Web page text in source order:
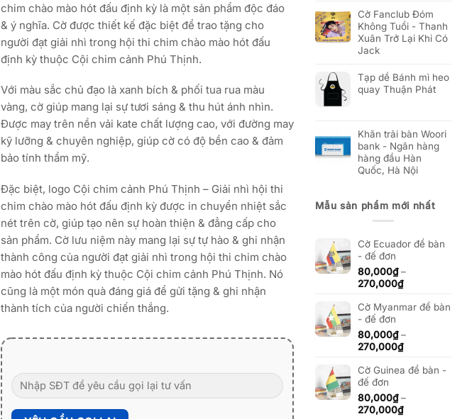
chim chào mào hót đấu định kỳ là một sản phẩm độc đáo
& ý nghĩa. Cờ được thiết kế đặc biệt để trao tặng cho
người đạt giải nhì trong hội thi chim chào mào hót đấu
định kỳ thuộc Cội chim cảnh Phú Thịnh.
Với màu sắc chủ đạo là xanh bích & phối tua rua màu
vàng, cờ giúp mang lại sự tươi sáng & thu hút ánh nhìn.
Được may trên nền vải kate chất lượng cao, với đường may
kỹ lưỡng & chuyên nghiệp, giúp cờ có độ bền cao & đảm
bảo tính thẩm mỹ.
Đặc biệt, logo Cội chim cảnh Phú Thịnh – Giải nhì hội thi
chim chào mào hót đấu định kỳ được in chuyển nhiệt sắc
nét trên cờ, giúp tạo nên sự hoàn thiện & đẳng cấp cho
sản phẩm. Cờ lưu niệm này mang lại sự tự hào & ghi nhận
thành công của người đạt giải nhì trong hội thi chim chào
mào hót đấu định kỳ thuộc Cội chim cảnh Phú Thịnh. Nó
cũng là một món quà đáng giá để gửi tặng & ghi nhận
thành tích của người chiến thắng.
Cờ Fanclub Đóm
Không Tuổi - Thanh
Xuân Trở Lại Khi Có
Jack
Tạp dề Bánh mì heo
quay Thuận Phát
Khăn trải bàn Woori
bank - Ngân hàng
hàng đầu Hàn
Quốc, Hà Nội
Mẫu sản phẩm mới nhất
Cờ Ecuador để bàn
- đế đơn
80,000₫ –
270,000₫Khoảng
từ
270,000₫
Cờ Myanmar để bàn
- đế đơn
80,000₫ –
270,000₫Khoảng
từ
270,000₫
Cờ Guinea để bàn -
đế đơn
80,000₫ –
270,000₫Khoảng